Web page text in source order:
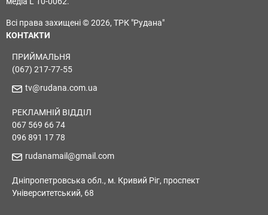
Всі права захищені © 2026, ТРК "Рудана"
КОНТАКТИ
ПРИЙМАЛЬНЯ
(067) 217-77-55
tv@rudana.com.ua
РЕКЛАМНІЙ ВІДДІЛ
067 569 66 74
096 891 17 78
rudanamail@gmail.com
Дніпропетровська обл., м. Кривий Ріг, проспект
Університетський, 68